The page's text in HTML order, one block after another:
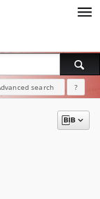
search ?